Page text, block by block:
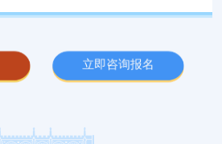
立即咨询报名